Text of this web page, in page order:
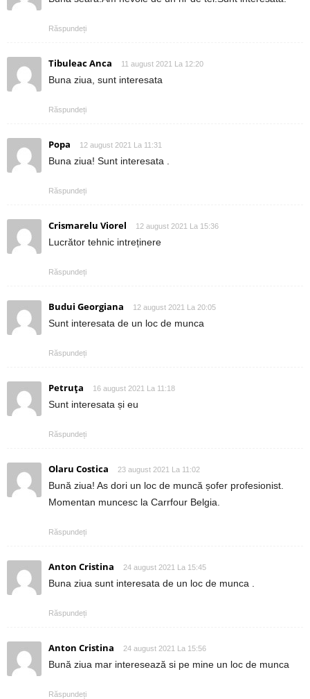
Răspundeți
Tibuleac Anca 11 august 2021 La 12:20
Buna ziua, sunt interesata
Răspundeți
Popa 12 august 2021 La 11:31
Buna ziua! Sunt interesata .
Răspundeți
Crismarelu Viorel 12 august 2021 La 15:36
Lucrător tehnic intreținere
Răspundeți
Budui Georgiana 12 august 2021 La 20:05
Sunt interesata de un loc de munca
Răspundeți
Petruța 16 august 2021 La 11:18
Sunt interesata și eu
Răspundeți
Olaru Costica 23 august 2021 La 11:02
Bună ziua! As dori un loc de muncă șofer profesionist.
Momentan muncesc la Carrfour Belgia.
Răspundeți
Anton Cristina 24 august 2021 La 15:45
Buna ziua sunt interesata de un loc de munca .
Răspundeți
Anton Cristina 24 august 2021 La 15:56
Bună ziua mar interesează si pe mine un loc de munca
Răspundeți